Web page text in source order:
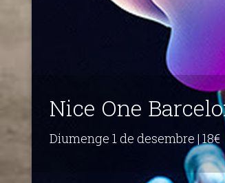
Nice One
Diumenge 1 de desembre | 18€